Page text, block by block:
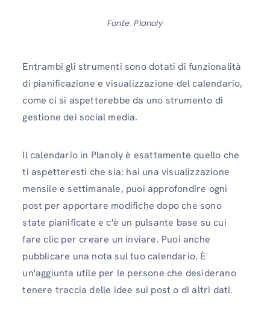
Fonte: Planoly
Entrambi gli strumenti sono dotati di funzionalità
di pianificazione e visualizzazione del calendario,
come ci si aspetterebbe da uno strumento di
gestione dei social media.
Il calendario in Planoly è esattamente quello che
ti aspetteresti che sia: hai una visualizzazione
mensile e settimanale, puoi approfondire ogni
post per apportare modifiche dopo che sono
state pianificate e c'è un pulsante base su cui
fare clic per creare un inviare. Puoi anche
pubblicare una nota sul tuo calendario. È
un'aggiunta utile per le persone che desiderano
tenere traccia delle idee sui post o di altri dati.